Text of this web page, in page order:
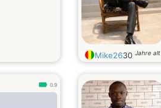
Mike2630 Jahre alt
0.9